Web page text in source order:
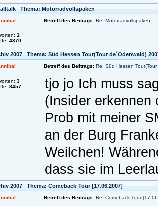
Thema: Motorradvollspaken
Betreff des Beitrags: Re: Motorradvollspaken
1
4370
2007 Thema: Süd Hessen Tour(Tour de´Odenwald)
Betreff des Beitrags: Re: Süd Hessen
3
8457
tjo jo Ich muss
(Insider erkennen
Prob mit meiner
an der Burg
Weilchen!
dass sie im
2007 Thema: Comeback Tour [17.06.2007]
Betreff des Beitrags: Re: Comeback Tour